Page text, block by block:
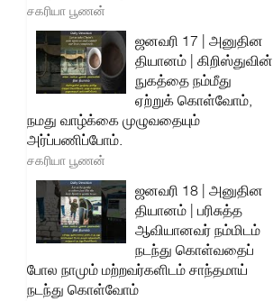
சகரியா பூணன்
ஜனவரி 17 | அனுதின
தியானம் | கிறிஸ்துவின்
நுகத்தை நம்மீது
ஏற்றுக் கொள்வோம்,
நமது வாழ்க்கை முழுவதையும்
அர்ப்பணிப்போம்.
சகரியா பூணன்
ஜனவரி 18 | அனுதின
தியானம் | பரிசுத்த
ஆவியானவர் நம்மிடம்
நடந்து கொள்வதைப்
போல நாமும் மற்றவர்களிடம் சாந்தமாய்
நடந்து கொள்வோம்